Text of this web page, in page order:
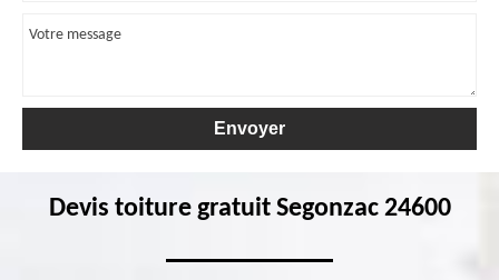
Devis toiture gratuit Segonzac 24600